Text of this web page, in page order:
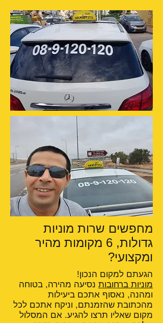
מחפשים שרות מוניות
גדולות, 6 מקומות מהיר
ומקצועי?
הגעתם למקום הנכון!
מוניות ברחובות נסיעה מהירה, בטוחה
ומהנה, נאסוף אתכם ביעילות
מהכתובת שהזמנתם, וניקח אתכם לכל
מקום שאליו תרצו להגיע. אם המסלול